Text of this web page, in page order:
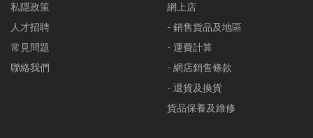
私隱政策
人才招聘
常見問題
聯絡我們
網上店
- 銷售貨品及地區
- 運費計算
- 網店銷售條款
- 退貨及換貨
貨品保養及維修